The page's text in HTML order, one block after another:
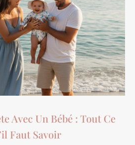
Avec Un Bébé : Tout Ce
Faut Savoir